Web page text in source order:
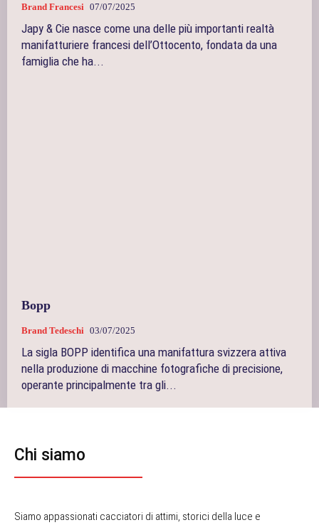
Brand Francesi 07/07/2025
Japy & Cie nasce come una delle più importanti realtà
manifatturiere francesi dell’Ottocento, fondata da una
famiglia che ha...
Bopp
Brand Tedeschi 03/07/2025
La sigla BOPP identifica una manifattura svizzera attiva
nella produzione di macchine fotografiche di precisione,
operante principalmente tra gli...
Chi siamo
Siamo appassionati cacciatori di attimi, storici della luce e